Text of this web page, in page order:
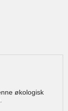
økologisk